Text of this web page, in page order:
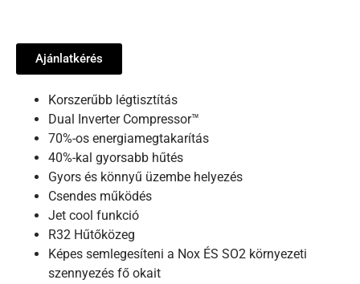
Ajánlatkérés
Korszerűbb légtisztítás
Dual Inverter Compressor™
70%-os energiamegtakarítás
40%-kal gyorsabb hűtés
Gyors és könnyű üzembe helyezés
Csendes működés
Jet cool funkció
R32 Hűtőközeg
Képes semlegesíteni a Nox ÉS SO2 környezeti
szennyezés fő okait